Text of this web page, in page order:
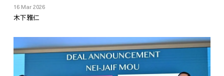
16 Mar 2026
木下雅仁